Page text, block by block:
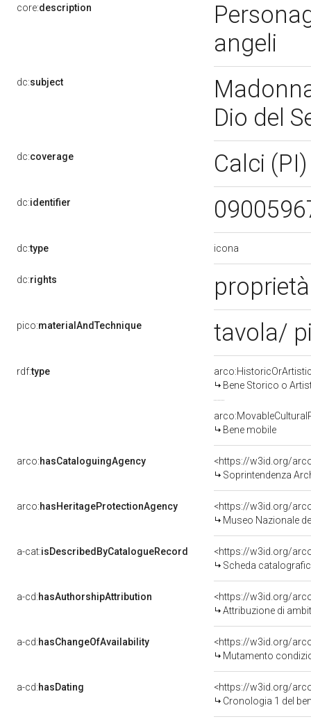
core:description
angeli
dc:subject
Dio del
dc:coverage Calci
dc:identifier
dc:type icona
dc:rights
pico:materialAndTechnique tavola/
rdf:type
Bene Storico o
Bene mobile
arco:hasCataloguingAgency
<https://w3id.org/
Soprintendenza
arco:hasHeritageProtectionAgency
<https://w3id.org/
Museo Nazionale
a-cat:isDescribedByCatalogueRecord
<https://w3id.org/
Scheda
a-cd:hasAuthorshipAttribution
<https://w3id.org/
Attribuzione di
a-cd:hasChangeOfAvailability
<https://w3id.org/
Mutamento
a-cd:hasDating
<https://w3id.org/
Cronologia 1 del